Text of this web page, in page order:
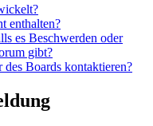
enthalten?
es Beschwerden oder
gibt?
Boards kontaktieren?